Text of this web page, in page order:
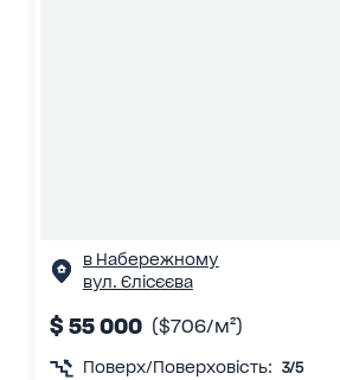
в Набережному
вул. Єлісєєва
$ 55 000 ($706/м²)
Поверх/Поверховість: 3/5